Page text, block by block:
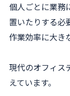
個人ごとに業務
置いたりする必
作業効率に大き
現代のオフィス
えています。